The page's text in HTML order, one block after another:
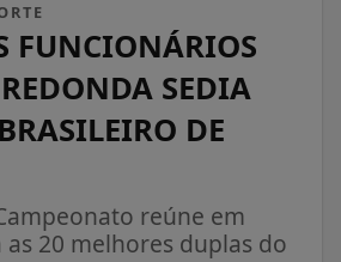
FUNCIONÁRIOS
SEDIA
DE
reúne em
20 melhores duplas do